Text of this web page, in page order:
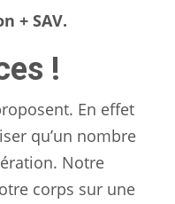
+ SAV.
!
En effet
qu’un nombre
Notre
corps sur une